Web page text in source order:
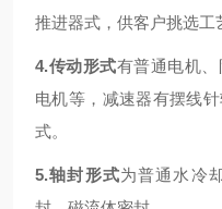
推进器式，供客户挑选工
4.传动形式有普通电机
电机等 ， 减速器有摆线
式。
5.轴封形式为普通水冷